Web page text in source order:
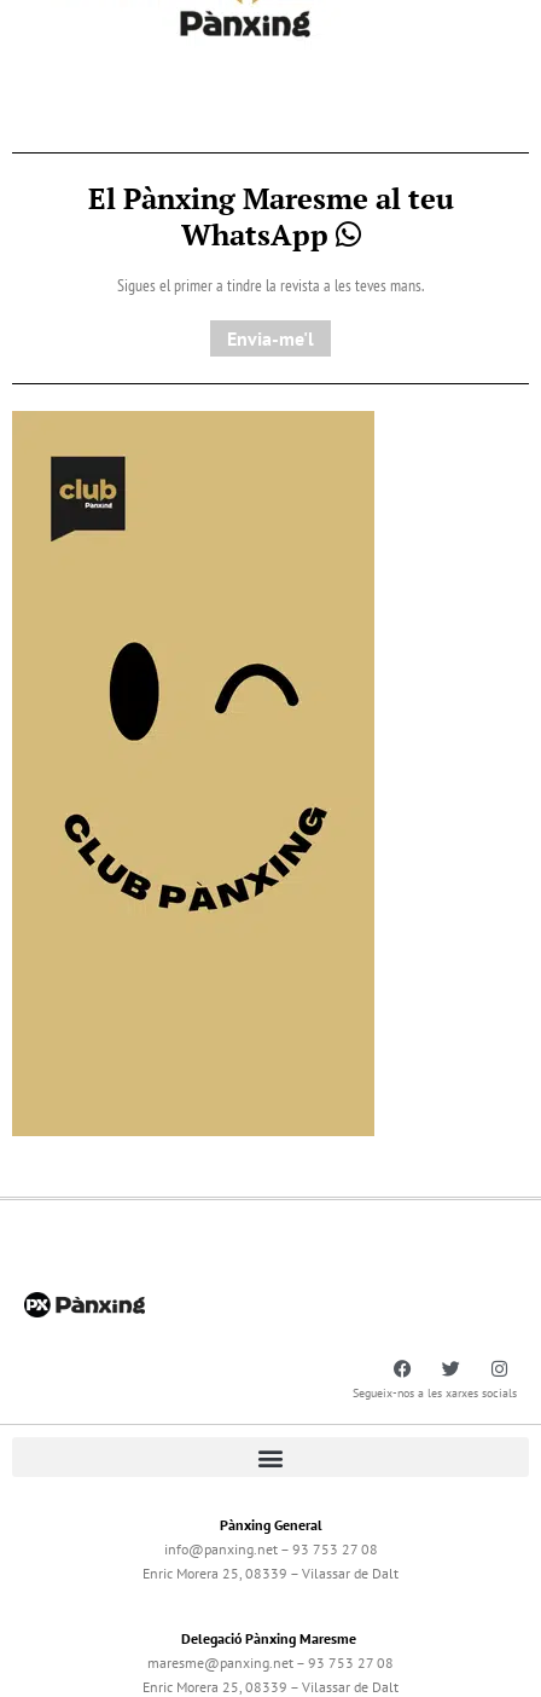
El Pànxing Maresme al teu
WhatsApp
Sigues el primer a tindre la revista a les teves mans.
Envia-me'l
Segueix-nos a les xarxes socials
Pànxing General
info@panxing.net – 93 753 27 08
Enric Morera 25, 08339 – Vilassar de Dalt
Delegació Pànxing Maresme
maresme@panxing.net – 93 753 27 08
Enric Morera 25, 08339 – Vilassar de Dalt